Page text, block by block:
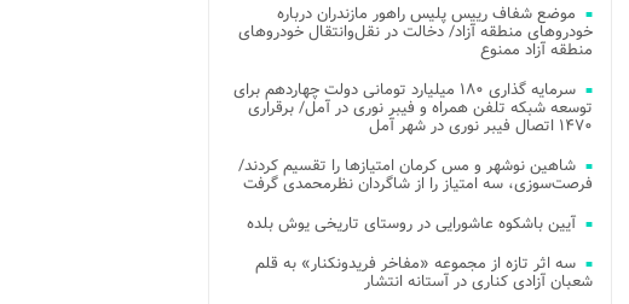
موضع شفاف رییس پلیس راهور مازندران درباره
خودروهای منطقه آزاد/ دخالت در نقل‌وانتقال خودروهای
منطقه آزاد ممنوع
سرمایه گذاری ۱۸۰ میلیارد تومانی دولت چهاردهم برای
توسعه شبکه تلفن همراه و فیبر نوری در آمل/ برقراری
۱۴۷۰ اتصال فیبر نوری در شهر آمل
شاهین نوشهر و مس کرمان امتیازها را تقسیم کردند/
فرصت‌سوزی، سه امتیاز را از شاگردان نظرمحمدی گرفت
آیین باشکوه عاشورایی در روستای تاریخی یوش بلده
سه اثر تازه از مجموعه «مفاخر فریدونکنار» به قلم
شعبان آزادی کناری در آستانه انتشار